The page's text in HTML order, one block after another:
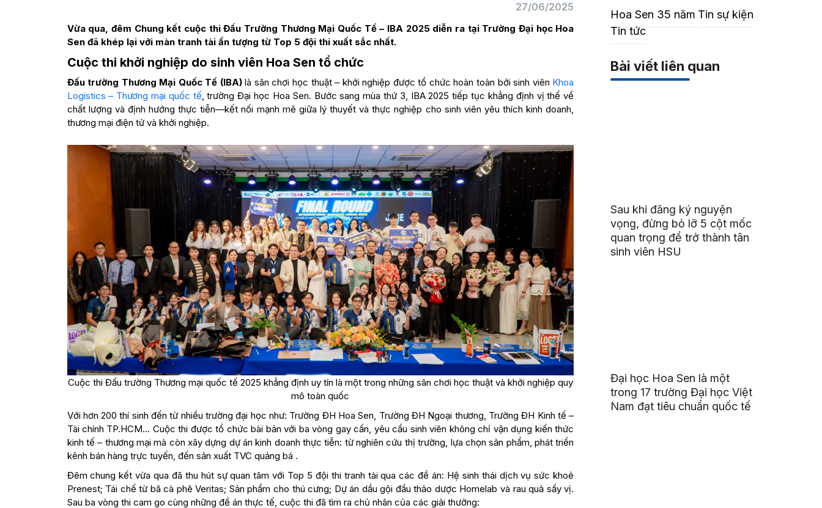
27/06/2025
Vừa qua, đêm Chung kết cuộc thi Đấu Trường Thương Mại Quốc Tế – IBA 2025 diễn ra tại Trường Đại học Hoa
Sen đã khép lại với màn tranh tài ấn tượng từ Top 5 đội thi xuất sắc nhất.
Cuộc thi khởi nghiệp do sinh viên Hoa Sen tổ chức
Đấu trường Thương Mại Quốc Tế (IBA)là sân chơi học thuật – khởi nghiệp được tổ chức hoàn toàn bởi sinh viên Khoa
Logistics – Thương mại quốc tế, trường Đại học Hoa Sen. Bước sang mùa thứ 3, IBA 2025 tiếp tục khẳng định vị thế về
chất lượng và định hướng thực tiễn—kết nối mạnh mẽ giữa lý thuyết và thực nghiệp cho sinh viên yêu thích kinh doanh,
thương mại điện tử và khởi nghiệp.
Cuộc thi Đấu trường Thương mại quốc tế 2025 khẳng định uy tín là một trong những sân chơi học thuật và khởi nghiệp quy
mô toàn quốc
Với hơn 200 thí sinh đến từ nhiều trường đại học như: Trường ĐH Hoa Sen, Trường ĐH Ngoại thương, Trường ĐH Kinh tế –
Tài chính TP.HCM… Cuộc thi được tổ chức bài bản với ba vòng gay cấn, yêu cầu sinh viên không chỉ vận dụng kiến thức
kinh tế – thương mại mà còn xây dựng dự án kinh doanh thực tiễn: từ nghiên cứu thị trường, lựa chọn sản phẩm, phát triển
kênh bán hàng trực tuyến, đến sản xuất TVC quảng bá .
Đêm chung kết vừa qua đã thu hút sự quan tâm với Top 5 đội thi tranh tài qua các đề án: Hệ sinh thái dịch vụ sức khoẻ
Prenest; Tái chế từ bã cà phê Veritas; Sản phẩm cho thú cưng; Dự án dầu gội đầu thảo dược Homelab và rau quả sấy vị.
Sau ba vòng thi cam go cùng những đề án thực tế, cuộc thi đã tìm ra chủ nhân của các giải thưởng:
Hoa Sen 35 năm Tin sự kiện
Tin tức
Bài viết liên quan
Sau khi đăng ký nguyện
vọng, đừng bỏ lỡ 5 cột mốc
quan trọng để trở thành tân
sinh viên HSU
Đại học Hoa Sen là một
trong 17 trường Đại học Việt
Nam đạt tiêu chuẩn quốc tế